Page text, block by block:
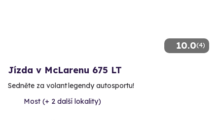
10.0(4)
Jízda v McLarenu 675 LT
Sedněte za volant legendy autosportu!
Most (+ 2 další lokality)